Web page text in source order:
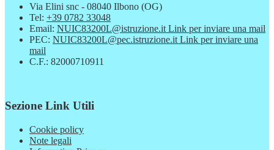
Via Elini snc - 08040 Ilbono (OG)
Tel: +39 0782 33048
Email: NUIC83200L@istruzione.it Link per inviare una mail
PEC: NUIC83200L@pec.istruzione.it Link per inviare una
mail
C.F.: 82000710911
Sezione Link Utili
Cookie policy
Note legali